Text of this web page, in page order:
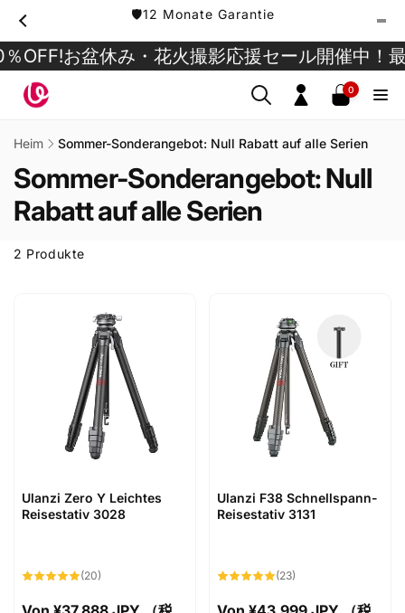
zum
🛡️12 Monate Garantie
OFF!お盆休み・花火撮影応援セール開催中！
Einloggen
0
Artikel
Heim Sommer-Sonderangebot: Null Rabatt auf alle Serien
Sommer-Sonderangebot: Null
Rabatt auf alle Serien
2 Produkte
Ulanzi Zero Y Leichtes
Reisestativ 3028
(20)
Ulanzi F38 Schnellspann-
Reisestativ 3131
(23)